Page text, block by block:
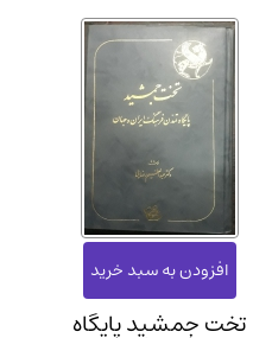
تخت جمشید پایگاه